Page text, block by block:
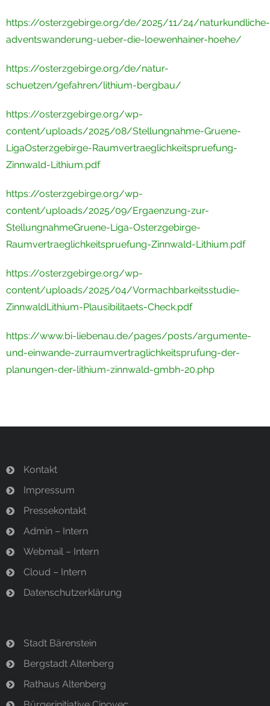
https://osterzgebirge.org/de/2025/11/24/naturkundliche-
adventswanderung-ueber-die-loewenhainer-hoehe/
https://osterzgebirge.org/de/natur-
schuetzen/gefahren/lithium-bergbau/
https://osterzgebirge.org/wp-
content/uploads/2025/08/Stellungnahme-Gruene-
LigaOsterzgebirge-Raumvertraeglichkeitspruefung-
Zinnwald-Lithium.pdf
https://osterzgebirge.org/wp-
content/uploads/2025/09/Ergaenzung-zur-
StellungnahmeGruene-Liga-Osterzgebirge-
Raumvertraeglichkeitspruefung-Zinnwald-Lithium.pdf
https://osterzgebirge.org/wp-
content/uploads/2025/04/Vormachbarkeitsstudie-
ZinnwaldLithium-Plausibilitaets-Check.pdf
https://www.bi-liebenau.de/pages/posts/argumente-
und-einwande-zurraumvertraglichkeitsprufung-der-
planungen-der-lithium-zinnwald-gmbh-20.php
Kontakt
Impressum
Pressekontakt
Admin – Intern
Webmail – Intern
Cloud – Intern
Datenschutzerklärung
Stadt Bärenstein
Bergstadt Altenberg
Rathaus Altenberg